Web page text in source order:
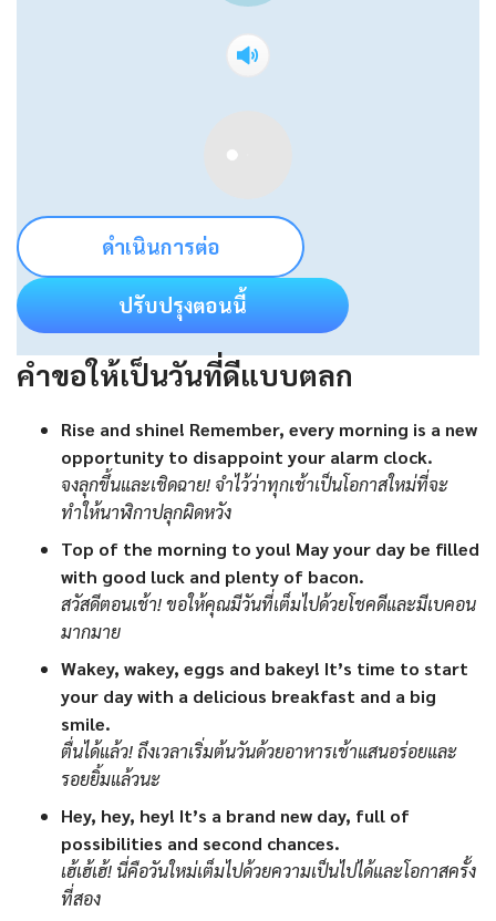
ดำเนินการต่อ
ปรับปรุงตอนนี้
คำขอให้เป็นวันที่ดีแบบตลก
Rise and shine! Remember, every morning is a new
opportunity to disappoint your alarm clock.
จงลุกขึ้นและเชิดฉาย! จำไว้ว่าทุกเช้าเป็นโอกาสใหม่ที่จะ
ทำให้นาฬิกาปลุกผิดหวัง
Top of the morning to you! May your day be filled
with good luck and plenty of bacon.
สวัสดีตอนเช้า! ขอให้คุณมีวันที่เต็มไปด้วยโชคดีและมีเบคอน
มากมาย
Wakey, wakey, eggs and bakey! It’s time to start
your day with a delicious breakfast and a big
smile.
ตื่นได้แล้ว! ถึงเวลาเริ่มต้นวันด้วยอาหารเช้าแสนอร่อยและ
รอยยิ้มแล้วนะ
Hey, hey, hey! It’s a brand new day, full of
possibilities and second chances.
เฮ้เฮ้เฮ้! นี่คือวันใหม่เต็มไปด้วยความเป็นไปได้และโอกาสครั้ง
ที่สอง